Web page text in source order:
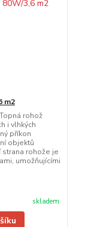
m2
rohož
i vlhkých
příkon
objektů
rohože je
umožňujícími
skladem